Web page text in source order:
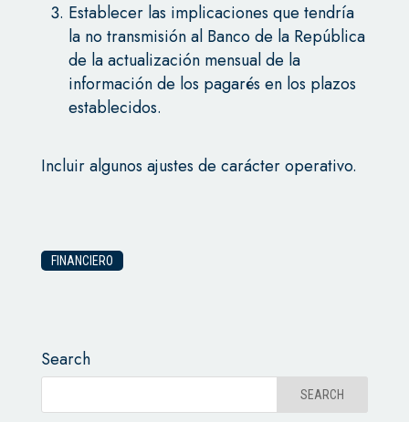
Establecer las implicaciones que tendría
la no transmisión al Banco de la República
de la actualización mensual de la
información de los pagarés en los plazos
establecidos.
Incluir algunos ajustes de carácter operativo.
FINANCIERO
Search